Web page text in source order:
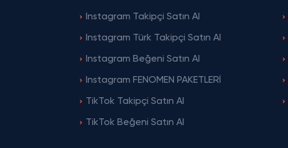
Instagram Takipçi Satın Al
Instagram Türk Takipçi Satın Al
Instagram Beğeni Satın Al
Instagram FENOMEN PAKETLERİ
TikTok Takipçi Satın Al
TikTok Beğeni Satın Al